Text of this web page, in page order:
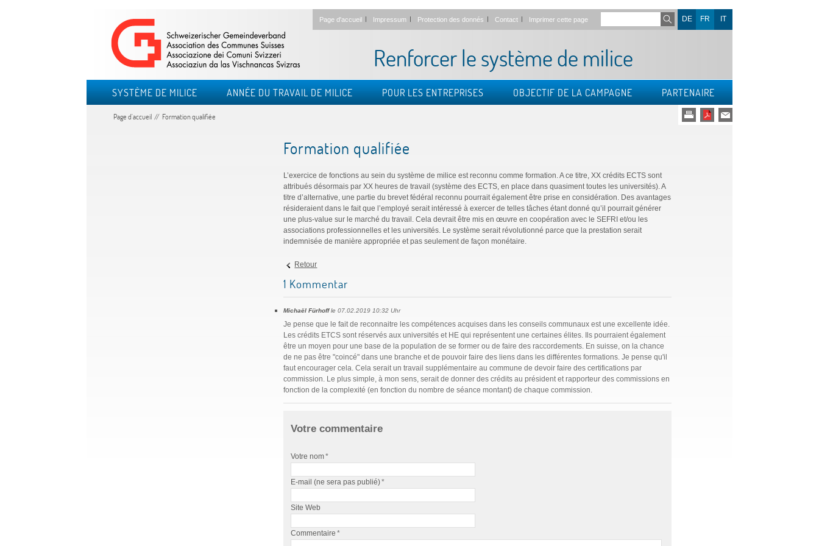
IT
FR
DE
Page d'accueil Impressum Protection des donnés Contact Imprimer cette page
Renforcer le système de milice
SYSTÈME DE MILICE ANNÉE DU TRAVAIL DE MILICE POUR LES ENTREPRISES OBJECTIF DE LA CAMPAGNE PARTENAIRE
Page d'accueil Formation qualifiée
Formation qualifiée
L’exercice de fonctions au sein du système de milice est reconnu comme formation. A ce titre, XX crédits ECTS sont
attribués désormais par XX heures de travail (système des ECTS, en place dans quasiment toutes les universités). A
titre d’alternative, une partie du brevet fédéral reconnu pourrait également être prise en considération. Des avantages
résideraient dans le fait que l’employé serait intéressé à exercer de telles tâches étant donné qu’il pourrait générer
une plus-value sur le marché du travail. Cela devrait être mis en œuvre en coopération avec le SEFRI et/ou les
associations professionnelles et les universités. Le système serait révolutionné parce que la prestation serait
indemnisée de manière appropriée et pas seulement de façon monétaire.
Retour
1 Kommentar
Michaël Fürhoff le 07.02.2019 10:32 Uhr
Je pense que le fait de reconnaitre les compétences acquises dans les conseils communaux est une excellente idée.
Les crédits ETCS sont réservés aux universités et HE qui représentent une certaines élites. Ils pourraient également
être un moyen pour une base de la population de se former ou de faire des raccordements. En suisse, on la chance
de ne pas être "coincé" dans une branche et de pouvoir faire des liens dans les différentes formations. Je pense qu'il
faut encourager cela. Cela serait un travail supplémentaire au commune de devoir faire des certifications par
commission. Le plus simple, à mon sens, serait de donner des crédits au président et rapporteur des commissions en
fonction de la complexité (en fonction du nombre de séance montant) de chaque commission.
Votre commentaire
Votre nom*
E-mail (ne sera pas publié)*
Site Web
Commentaire *